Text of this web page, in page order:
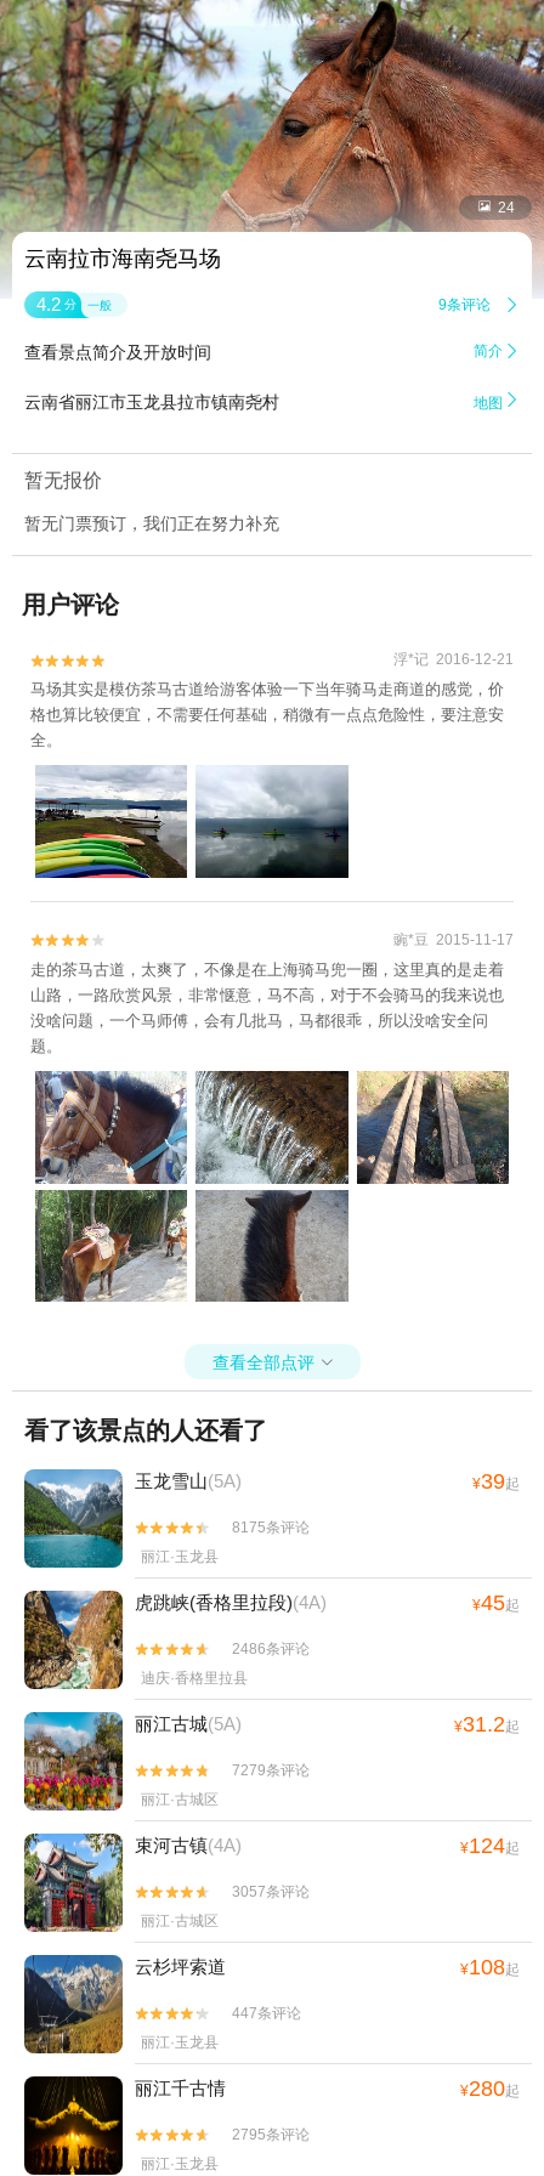
 24
云南拉市海南尧马场
4.2 分 一般 9条评论 
查看景点简介及开放时间 简介 
云南省丽江市玉龙县拉市镇南尧村 地图 
暂无报价
暂无门票预订，我们正在努力补充
用户评论

 浮*记 2016-12-21
马场其实是模仿茶马古道给游客体验一下当年骑马走商道的感觉，价
格也算比较便宜，不需要任何基础，稍微有一点点危险性，要注意安
全。

 豌*豆 2015-11-17
走的茶马古道，太爽了，不像是在上海骑马兜一圈，这里真的是走着
山路，一路欣赏风景，非常惬意，马不高，对于不会骑马的我来说也
没啥问题，一个马师傅，会有几批马，马都很乖，所以没啥安全问
题。
查看全部点评 
看了该景点的人还看了
玉龙雪山(5A) ¥39起


8175条评论
丽江·玉龙县
虎跳峡(香格里拉段)(4A) ¥45起


2486条评论
迪庆·香格里拉县
丽江古城(5A) ¥31.2起


7279条评论
丽江·古城区
束河古镇(4A) ¥124起


3057条评论
丽江·古城区
云杉坪索道 ¥108起


447条评论
丽江·玉龙县
丽江千古情 ¥280起


2795条评论
丽江·玉龙县
